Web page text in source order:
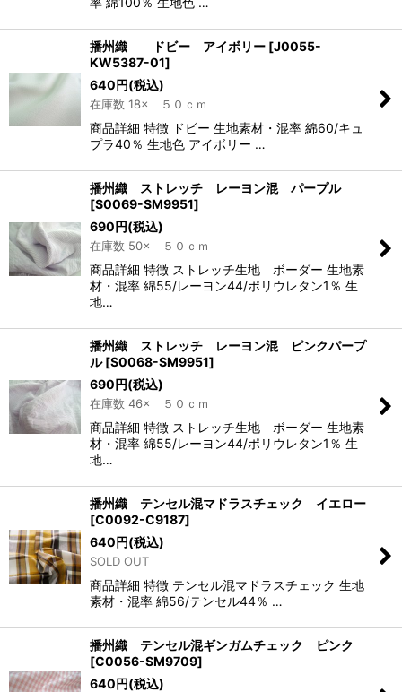
播州織 ドビー アイボリー [J0055-
KW5387-01]
640円(税込)
在庫数 18× ５０ｃｍ
商品詳細 特徴 ドビー 生地素材・混率 綿60/キュ
プラ40％ 生地色 アイボリー …
播州織 ストレッチ レーヨン混 パープル
[S0069-SM9951]
690円(税込)
在庫数 50× ５０ｃｍ
商品詳細 特徴 ストレッチ生地 ボーダー 生地素
材・混率 綿55/レーヨン44/ポリウレタン1％ 生
地…
播州織 ストレッチ レーヨン混 ピンクパープ
ル [S0068-SM9951]
690円(税込)
在庫数 46× ５０ｃｍ
商品詳細 特徴 ストレッチ生地 ボーダー 生地素
材・混率 綿55/レーヨン44/ポリウレタン1％ 生
地…
播州織 テンセル混マドラスチェック イエロー
[C0092-C9187]
640円(税込)
SOLD OUT
商品詳細 特徴 テンセル混マドラスチェック 生地
素材・混率 綿56/テンセル44％ …
播州織 テンセル混ギンガムチェック ピンク
[C0056-SM9709]
640円(税込)